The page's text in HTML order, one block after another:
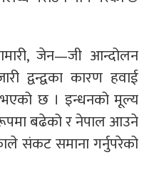
जेन—जी आन्दोलन
द्वन्द्वका कारण हवाई
छ । इन्धनको मूल्य
बढेको र नेपाल आउने
संकट समाना गर्नुपरेको